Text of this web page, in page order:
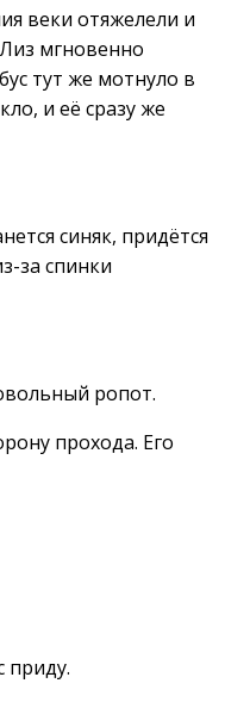
веки отяжелели и
мгновенно
тут же мотнуло в
и её сразу же
синяк, придётся
за спинки
ропот.
прохода. Его
приду.